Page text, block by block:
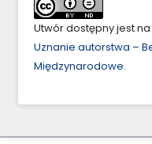
Utwór dostępny jest
Uznanie autorstwa –
Międzynarodowe.